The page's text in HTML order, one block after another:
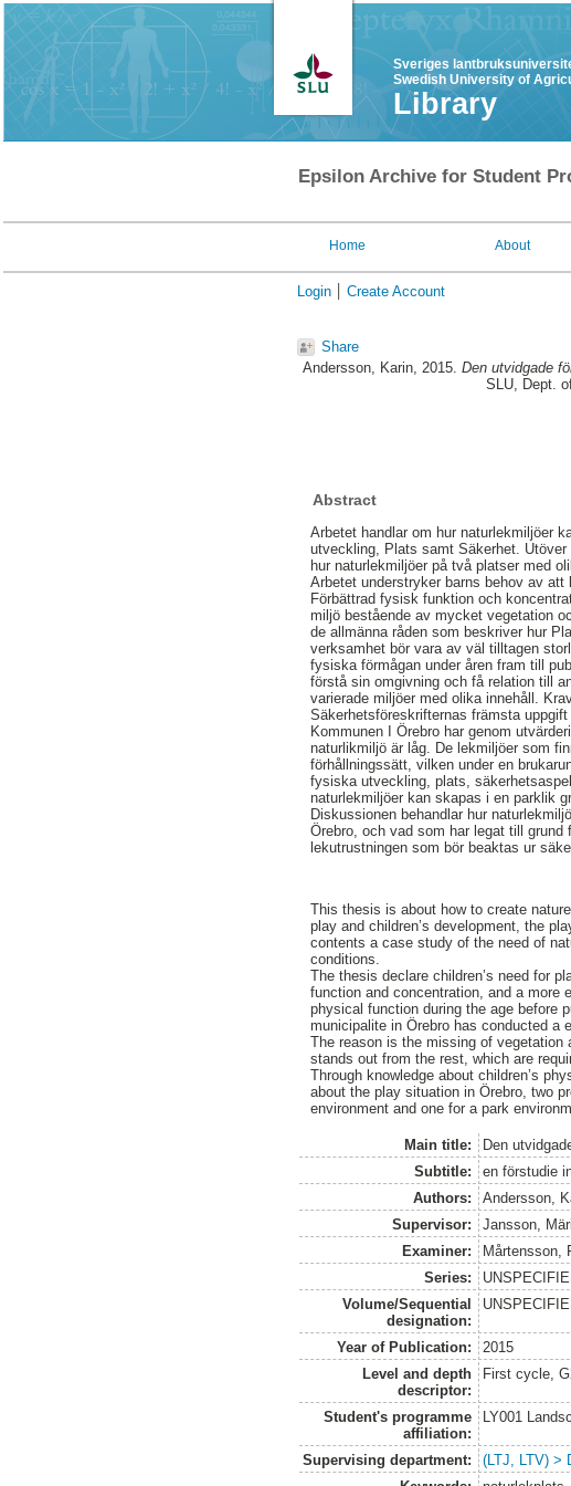
Sveriges
Swedish University of
Library
Epsilon Archive for Student
Home About
Login Create Account
Share
Andersson, Karin, 2015. Den utvidgade
SLU, Dept.
Abstract
Arbetet handlar om hur naturlekmiljöer
utveckling, Plats samt Säkerhet.
hur naturlekmiljöer på två platser med
Arbetet understryker barns behov av
Förbättrad fysisk funktion och
miljö bestående av mycket vegetation
de allmänna råden som beskriver hur
verksamhet bör vara av väl tilltagen
fysiska förmågan under åren fram till
förstå sin omgivning och få relation till
varierade miljöer med olika innehåll.
Säkerhetsföreskrifternas främsta
Kommunen I Örebro har genom
naturlikmiljö är låg. De lekmiljöer som
förhållningssätt, vilken under en
fysiska utveckling, plats,
naturlekmiljöer kan skapas i en parklik
Diskussionen behandlar hur
Örebro, och vad som har legat till
lekutrustningen som bör beaktas ur
This thesis is about how to create
play and children’s development, the
contents a case study of the need of
conditions.
The thesis declare children’s need for
function and concentration, and a more
physical function during the age before
municipalite in Örebro has conducted a
The reason is the missing of
stands out from the rest, which are
Through knowledge about children’s
about the play situation in Örebro, two
environment and one for a park
Main title:
Den
Subtitle:
en förstudie
Authors:
Andersson,
Supervisor:
Jansson,
Examiner:
Mårtensson,
Series:
Volume/Sequential
designation:
Year of Publication:
2015
Level and depth
descriptor:
First cycle,
Student's programme
affiliation:
LY001
Supervising department:
(LTJ, LTV) >